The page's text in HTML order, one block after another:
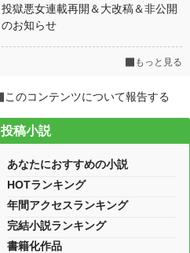
投獄悪女連載再開＆大改稿＆非公開
のお知らせ
もっと見る
このコンテンツについて報告する
投稿小説
あなたにおすすめの小説
HOTランキング
年間アクセスランキング
完結小説ランキング
書籍化作品